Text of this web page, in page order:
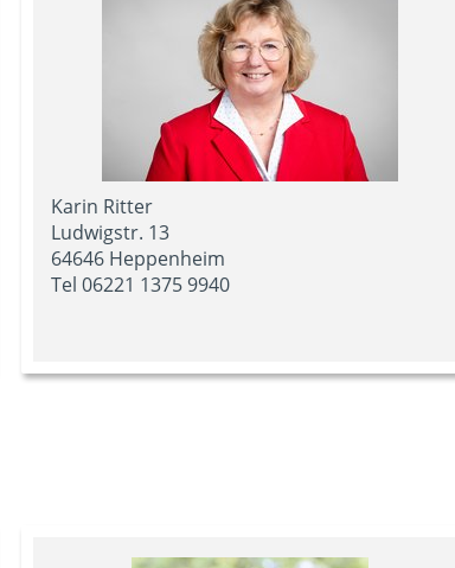
Karin Ritter
Ludwigstr. 13
64646 Heppenheim
Tel 06221 1375 9940